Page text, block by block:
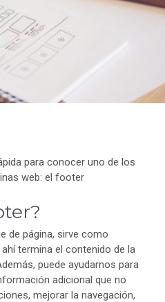
para conocer uno de los
web: el footer
de página, sirve como
termina el contenido de la
puede ayudarnos para
adicional que no
mejorar la navegación,